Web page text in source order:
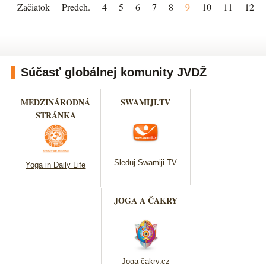
Začiatok Predch. 4 5 6 7 8 9 10 11 12
Súčasť globálnej komunity JVDŽ
MEDZINÁRODNÁ
STRÁNKA
Yoga in Daily Life
SWAMIJI.TV
Sleduj Swamiji TV
JOGA A ČAKRY
Joga-čakry.cz